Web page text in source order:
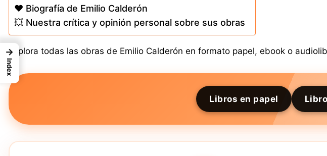
❤️ Biografía de Emilio Calderón
💥 Nuestra crítica y opinión personal sobre sus obras
Explora todas las obras de Emilio Calderón en formato papel, ebook o
Libros en papel
→
Index